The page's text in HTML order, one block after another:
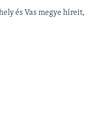
és Vas megye híreit,